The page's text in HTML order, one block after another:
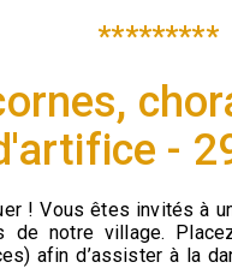
*********
-
! Vous êtes invités à
de notre village.
afin d’assister à la